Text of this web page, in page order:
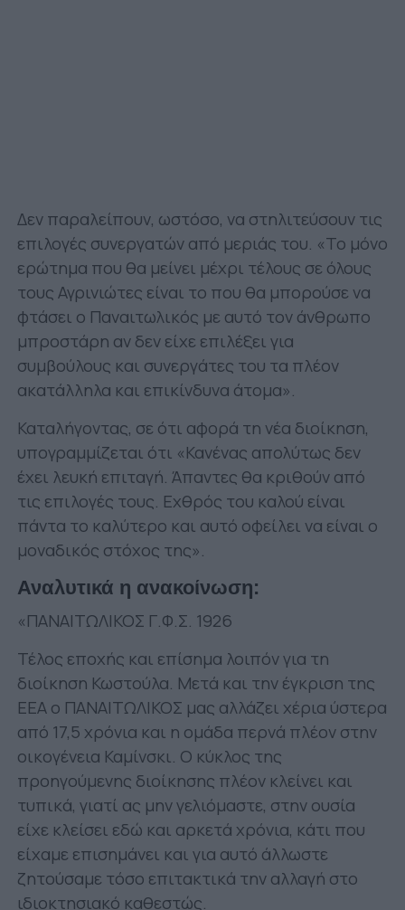
Δεν παραλείπουν, ωστόσο, να στηλιτεύσουν τις
επιλογές συνεργατών από μεριάς του. «Το μόνο
ερώτημα που θα μείνει μέχρι τέλους σε όλους
τους Αγρινιώτες είναι το που θα μπορούσε να
φτάσει ο Παναιτωλικός με αυτό τον άνθρωπο
μπροστάρη αν δεν είχε επιλέξει για
συμβούλους και συνεργάτες του τα πλέον
ακατάλληλα και επικίνδυνα άτομα».
Καταλήγοντας, σε ότι αφορά τη νέα διοίκηση,
υπογραμμίζεται ότι «Κανένας απολύτως δεν
έχει λευκή επιταγή. Άπαντες θα κριθούν από
τις επιλογές τους. Εχθρός του καλού είναι
πάντα το καλύτερο και αυτό οφείλει να είναι ο
μοναδικός στόχος της».
Αναλυτικά η ανακοίνωση:
«ΠΑΝΑΙΤΩΛΙΚΟΣ Γ.Φ.Σ. 1926
Τέλος εποχής και επίσημα λοιπόν για τη
διοίκηση Κωστούλα. Μετά και την έγκριση της
ΕΕΑ ο ΠΑΝΑΙΤΩΛΙΚΟΣ μας αλλάζει χέρια ύστερα
από 17,5 χρόνια και η ομάδα περνά πλέον στην
οικογένεια Καμίνσκι. Ο κύκλος της
προηγούμενης διοίκησης πλέον κλείνει και
τυπικά, γιατί ας μην γελιόμαστε, στην ουσία
είχε κλείσει εδώ και αρκετά χρόνια, κάτι που
είχαμε επισημάνει και για αυτό άλλωστε
ζητούσαμε τόσο επιτακτικά την αλλαγή στο
ιδιοκτησιακό καθεστώς.